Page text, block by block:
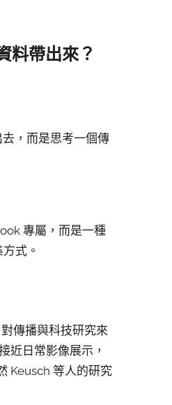
料帶出來？
，而是思考一個傳
專屬，而是一種
式。
傳播與科技研究來
近日常影像展示，
Keusch 等人的研究